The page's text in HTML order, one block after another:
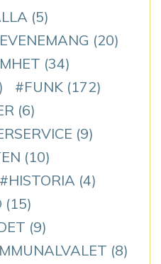
(5)
EVENEMANG (20)
(34)
FUNK (172)
(6)
(9)
(10)
HISTORIA (4)
(15)
(9)
(8)